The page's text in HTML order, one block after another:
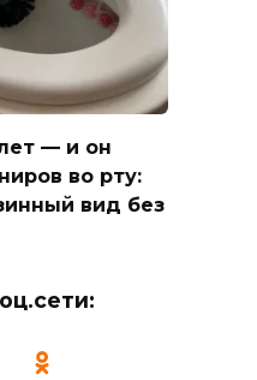
— и он
во рту:
вид без